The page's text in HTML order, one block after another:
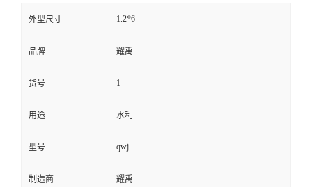
外型尺寸 1.2*6
品牌 耀禹
货号 1
用途 水利
型号 qwj
制造商 耀禹